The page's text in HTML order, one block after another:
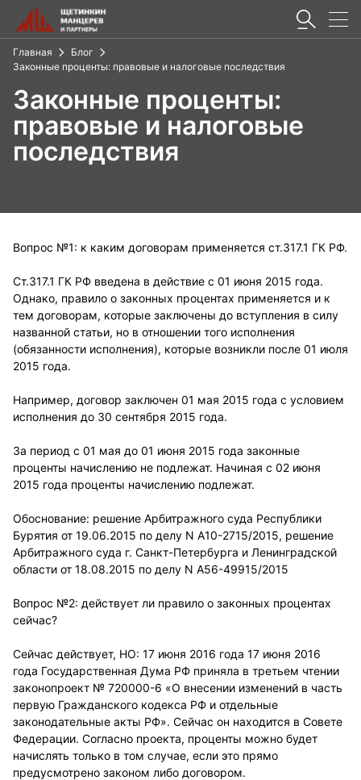
Главная
Блог
Законные проценты: правовые и налоговые последствия
Законные проценты:
правовые и налоговые
последствия
Вопрос №1: к каким договорам применяется ст.317.1 ГК РФ.
Ст.317.1 ГК РФ введена в действие с 01 июня 2015 года.
Однако, правило о законных процентах применяется и к
тем договорам, которые заключены до вступления в силу
названной статьи, но в отношении того исполнения
(обязанности исполнения), которые возникли после 01 июля
2015 года.
Например, договор заключен 01 мая 2015 года с условием
исполнения до 30 сентября 2015 года.
За период с 01 мая до 01 июня 2015 года законные
проценты начислению не подлежат. Начиная с 02 июня
2015 года проценты начислению подлежат.
Обоснование: решение Арбитражного суда Республики
Бурятия от 19.06.2015 по делу N А10-2715/2015, решение
Арбитражного суда г. Санкт-Петербурга и Ленинградской
области от 18.08.2015 по делу N А56-49915/2015
Вопрос №2: действует ли правило о законных процентах
сейчас?
Сейчас действует, НО: 17 июня 2016 года 17 июня 2016
года Государственная Дума РФ приняла в третьем чтении
законопроект № 720000-6 «О внесении изменений в часть
первую Гражданского кодекса РФ и отдельные
законодательные акты РФ». Сейчас он находится в Совете
Федерации. Согласно проекта, проценты можно будет
начислять только в том случае, если это прямо
предусмотрено законом либо договором.